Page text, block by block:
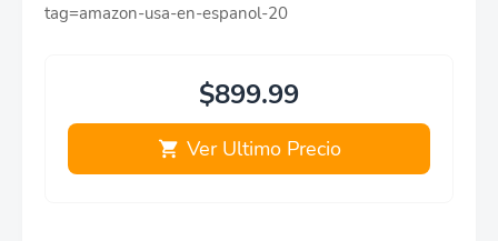
tag=amazon-usa-en-espanol-20
$899.99
Ver Ultimo Precio